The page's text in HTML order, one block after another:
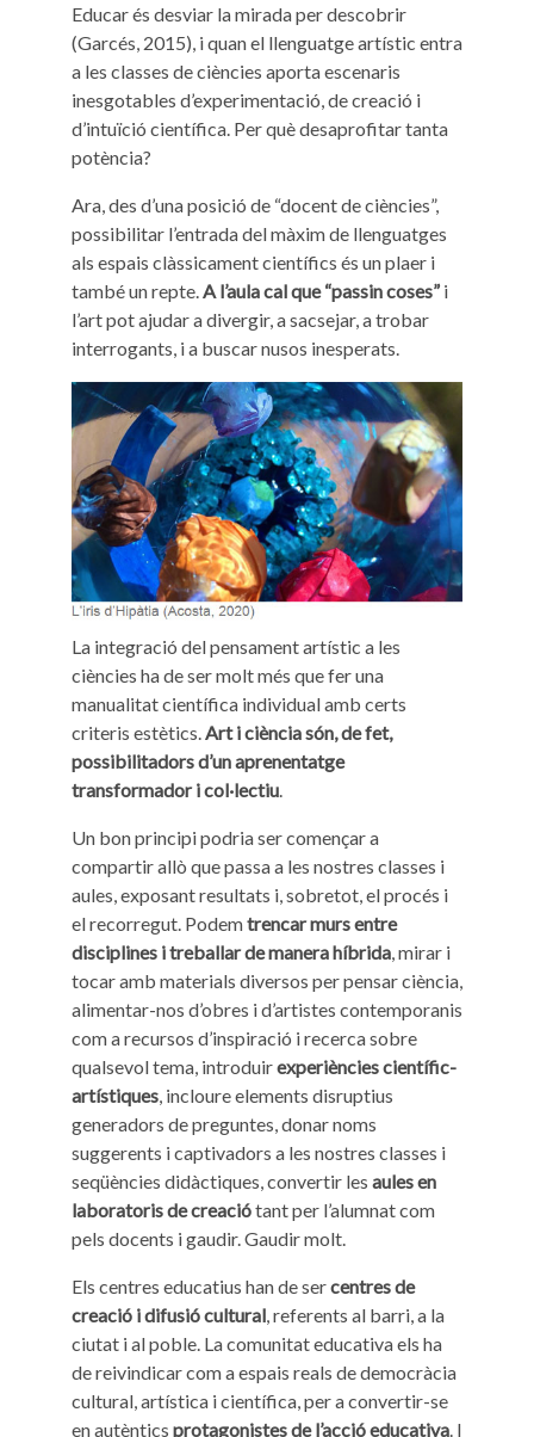
Educar és desviar la mirada per descobrir
(Garcés, 2015), i quan el llenguatge artístic entra
a les classes de ciències aporta escenaris
inesgotables d’experimentació, de creació i
d’intuïció científica. Per què desaprofitar tanta
potència?
Ara, des d’una posició de “docent de ciències”,
possibilitar l’entrada del màxim de llenguatges
als espais clàssicament científics és un plaer i
també un repte. A l’aula cal que “passin coses” i
l’art pot ajudar a divergir, a sacsejar, a trobar
interrogants, i a buscar nusos inesperats.
La integració del pensament artístic a les
ciències ha de ser molt més que fer una
manualitat científica individual amb certs
criteris estètics. Art i ciència són, de fet,
possibilitadors d’un aprenentatge
transformador i col·lectiu
Un bon principi podria ser començar a
compartir allò que passa a les nostres classes i
aules, exposant resultats i, sobretot, el procés i
el recorregut. Podemtrencar murs entre
disciplines i treballar de manera híbrida , mirar i
tocar amb materials diversos per pensar ciència,
alimentar-nos d’obres i d’artistes contemporanis
com a recursos d’inspiració i recerca sobre
qualsevol tema, introduirexperiències científic-
artístiques , incloure elements disruptius
generadors de preguntes, donar noms
suggerents i captivadors a les nostres classes i
seqüències didàctiques, convertir les aules en
laboratoris de creaciótant per l’alumnat com
pels docents i gaudir. Gaudir molt.
Els centres educatius han de sercentres de
creació i difusió cultural , referents al barri, a la
ciutat i al poble. La comunitat educativa els ha
de reivindicar com a espais reals de democràcia
cultural, artística i científica, per a convertir-se
en autèntics protagonistes de l’acció educativa . I